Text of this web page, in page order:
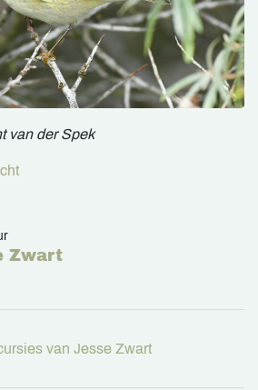
van der Spek
Zwart
van Jesse Zwart